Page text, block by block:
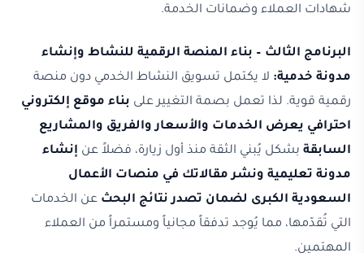
شهادات العملاء وضمانات الخدمة.
البرنامج الثالث – بناء المنصة الرقمية للنشاط وإنشاء
مدونة خدمية: لا يكتمل تسويق النشاط الخدمي دون منصة
رقمية قوية. لذا تعمل بصمة التغيير على بناء موقع إلكتروني
احترافي يعرض الخدمات والأسعار والفريق والمشاريع
السابقة بشكل يُبني الثقة منذ أول زيارة، فضلاً عن إنشاء
مدونة تعليمية ونشر مقالاتك في منصات الأعمال
السعودية الكبرى لضمان تصدر نتائج البحث عن الخدمات
التي تُقدّمها، مما يُوجد تدفقاً مجانياً ومستمراً من العملاء
المهتمين.